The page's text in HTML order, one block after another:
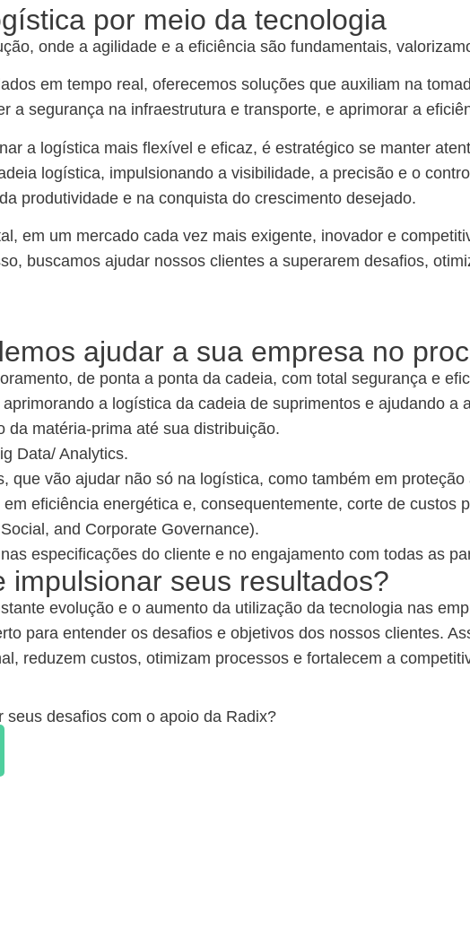
por meio da tecnologia
onde a agilidade e a eficiência são fundamentais,
em tempo real, oferecemos soluções que auxiliam na
a segurança na infraestrutura e transporte, e aprimorar a
a logística mais flexível e eficaz, é estratégico se manter
logística, impulsionando a visibilidade, a precisão e o
produtividade e na conquista do crescimento desejado.
em um mercado cada vez mais exigente, inovador e
buscamos ajudar nossos clientes a superarem desafios,
ajudar a sua empresa no
de ponta a ponta da cadeia, com total segurança e
a logística da cadeia de suprimentos e ajudando
da matéria-prima até sua distribuição.
Data/ Analytics.
que vão ajudar não só na logística, como também em
eficiência energética e, consequentemente, corte de
and Corporate Governance).
especificações do cliente e no engajamento com todas as
impulsionar seus resultados?
evolução e o aumento da utilização da tecnologia nas
para entender os desafios e objetivos dos nossos clientes.
reduzem custos, otimizam processos e fortalecem a
desafios com o apoio da Radix?